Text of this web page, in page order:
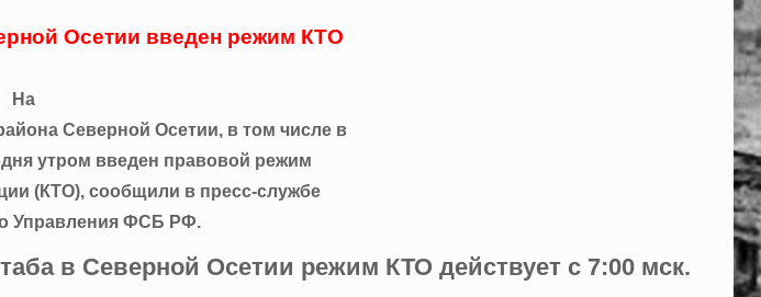
Осетии введен режим КТО
На
Северной Осетии, в том числе в
утром введен правовой режим
(КТО), сообщили в пресс-службе
Управления ФСБ РФ.
в Северной Осетии режим КТО действует с 7:00 мск.